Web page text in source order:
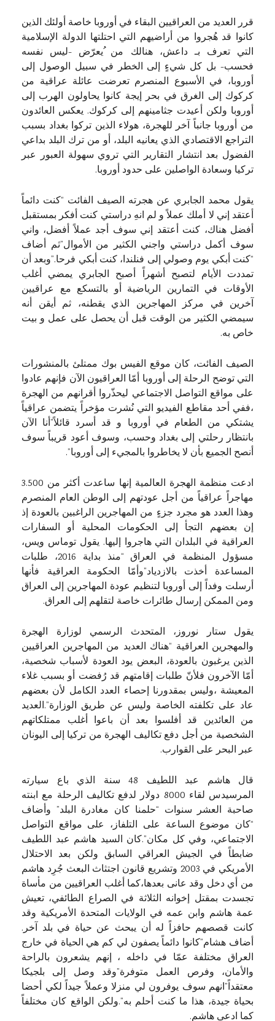
قرر العديد من العراقيين البقاء في أوروبا خاصة أولئك الذين
كانوا قد هُجروا من أراضيهم التي احتلتها الدولة الإسلامية
التي تعرف بـ داعش، هنالك من ُيعرّض -ليس نفسه
فحسب- بل كل شيءٍ إلى الخطر في سبيل الوصول إلى
أوروبا، في الأسبوع المنصرم تعرضت عائلة عراقية من
كركوك إلى الغرق في بحر إيجة كانوا يحاولون الهرب إلى
أوروبا ولكن أعيدت جثامينهم إلى كركوك. يعكس العائدون
من أوروبا جانباً آخر للهجرة، هولاء الذين تركوا بغداد بسبب
التراجع الاقتصادي الذي يعانيه البلد، أو من ترك البلد بداعي
الفضول بعد انتشار التقارير التي تروي سهولة العبور عبر
تركيا وسعادة الواصلين على حدود أوروبا.
يقول محمد الجابري عن هجرته الصيف الفائت “كنت دائماً
أعتقد إني لا أملك عملاً و لم انهِ دراستي كنت أفكر بمستقبل
أفضل هناك، كنت أعتقد إني سوف أجد عملاً أفضل، واني
سوف أكمل دراستي واجني الكثير من الأموال”ثم أضاف
“كنت أبكي يوم وصولي إلى فنلندا، كنت أبكي فرحا.”وبعد أن
تمددت الأيام لتصبح أشهراً أصبح الجابري يمضي أغلب
الأوقات في التمارين الرياضية أو بالتسكع مع عراقيين
آخرين في مركز المهاجرين الذي يقطنه، ثم أيقن أنه
سيمضي الكثير من الوقت قبل أن يحصل على عمل و بيت
خاص به.
الصيف الفائت، كان موقع الفيس بوك ممتلئ بالمنشورات
التي توضح الرحلة إلى أوروبا أمّا العراقيون الآن فإنهم عادوا
على مواقع التواصل الاجتماعي ليحذّروا أقرانهم من الهجرة
،ففي أحد مقاطع الفيديو التي نُشرت مؤخراً يتضمن عراقياً
يشتكي من الطعام في أوروبا و قد أسرد قائلاً”أنا الآن
بانتظار رحلتي إلى بغداد وحسب، وسوف أعود قريباً سوف
أنصح الجميع بأن لا يخاطروا بالمجيء إلى أوروبا”.
ادعت منظمة الهجرة العالمية إنها ساعدت أكثر من 3.500
مهاجراً عراقياً من أجل عودتهم إلى الوطن العام المنصرم
وهذا العدد هو مجرد جزءٍ من المهاجرين الراغبين بالعودة إذ
إن بعضهم التجأ إلى الحكومات المحلية أو السفارات
العراقية في البلدان التي هاجروا إليها. يقول توماس ويس،
مسؤول المنظمة في العراق “منذ بداية 2016، طلبات
المساعدة أخذت بالازدياد”وأمّا الحكومة العراقية فأنها
أرسلت وفداً إلى أوروبا لتنظيم عودة المهاجرين إلى العراق
ومن الممكن إرسال طائرات خاصة لتقلهم إلى العراق.
يقول ستار نوروز، المتحدث الرسمي لوزارة الهجرة
والمهجرين العراقية “هناك العديد من المهاجرين العراقيين
الذين يرغبون بالعودة، البعض يود العودة لأسباب شخصية،
أمّا الآخرون فلأنّ طلبات إقامتهم قد رُفضت أو بسبب غلاء
المعيشة ،وليس بمقدورنا إحصاء العدد الكامل لأن بعضهم
عاد على تكلفته الخاصة وليس عن طريق الوزارة”.العديد
من العائدين قد أفلسوا بعد أن باعوا أغلب ممتلكاتهم
الشخصية من أجل دفع تكاليف الهجرة من تركيا إلى اليونان
عبر البحر على القوارب.
قال هاشم عبد اللطيف 48 سنة الذي باع سيارته
المرسيدس لقاء 8000 دولار لدفع تكاليف الرحلة مع ابنته
صاحبة العشر سنوات “حلمنا كان مغادرة البلد” وأضاف
“كان موضوع الساعة على التلفاز، على مواقع التواصل
الاجتماعي، وفي كل مكان”.كان السيد هاشم عبد اللطيف
ضابطاً في الجيش العراقي السابق ولكن بعد الاحتلال
الأمريكي في 2003 وتشريع قانون اجتثاث البعث جُرِد هاشم
من أي دخل وقد عانى بعدها،كما أغلب العراقيين من مأساة
تجسدت بمقتل إخوانه الثلاثة في الصراع الطائفي، تعيش
عمة هاشم وابن عمه في الولايات المتحدة الأمريكية وقد
كانت قصصهم حافزاً له أن يبحث عن حياة في بلد آخر.
أضاف هشام”كانوا دائماً يصفون لي كم هي الحياة في خارج
العراق مختلفة عمّا في داخله ، إنهم يشعرون بالراحة
والأمان، وفرص العمل متوفرة”وقد وصل إلى بلجيكا
معتقداً”انهم سوف يوفرون لي منزلا وعملاً جيداً لكي أحضا
بحياة جيدة، هذا ما كنت أحلم به”.ولكن الواقع كان مختلفاً
كما ادعى هاشم.